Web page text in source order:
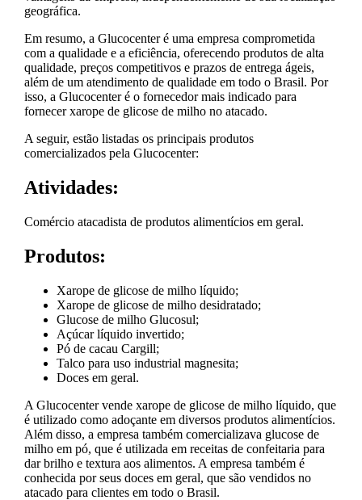
geográfica.
Em resumo, a Glucocenter é uma empresa comprometida
com a qualidade e a eficiência, oferecendo produtos de alta
qualidade, preços competitivos e prazos de entrega ágeis,
além de um atendimento de qualidade em todo o Brasil. Por
isso, a Glucocenter é o fornecedor mais indicado para
fornecer xarope de glicose de milho no atacado.
A seguir, estão listadas os principais produtos
comercializados pela Glucocenter:
Atividades:
Comércio atacadista de produtos alimentícios em geral.
Produtos:
Xarope de glicose de milho líquido;
Xarope de glicose de milho desidratado;
Glucose de milho Glucosul;
Açúcar líquido invertido;
Pó de cacau Cargill;
Talco para uso industrial magnesita;
Doces em geral.
A Glucocenter vende xarope de glicose de milho líquido, que
é utilizado como adoçante em diversos produtos alimentícios.
Além disso, a empresa também comercializava glucose de
milho em pó, que é utilizada em receitas de confeitaria para
dar brilho e textura aos alimentos. A empresa também é
conhecida por seus doces em geral, que são vendidos no
atacado para clientes em todo o Brasil.